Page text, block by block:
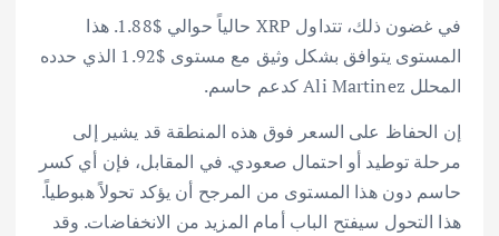
في غضون ذلك، تتداول XRP حالياً حوالي $1.88. هذا
المستوى يتوافق بشكل وثيق مع مستوى $1.92 الذي حدده
المحلل Ali Martinez كدعم حاسم.
إن الحفاظ على السعر فوق هذه المنطقة قد يشير إلى
مرحلة توطيد أو احتمال صعودي. في المقابل، فإن أي كسر
حاسم دون هذا المستوى من المرجح أن يؤكد تحولاً هبوطياً.
هذا التحول سيفتح الباب أمام المزيد من الانخفاضات. وقد